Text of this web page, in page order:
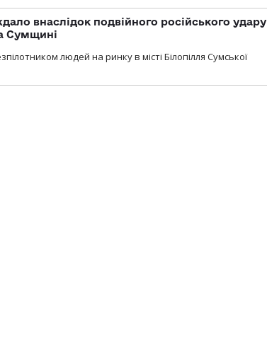
внаслідок подвійного російського удару
Сумщині
людей на ринку в місті Білопілля Сумської